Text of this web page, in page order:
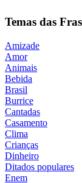
Temas das
Amizade
Amor
Animais
Bebida
Brasil
Burrice
Cantadas
Casamento
Clima
Crianças
Dinheiro
Ditados populares
Enem